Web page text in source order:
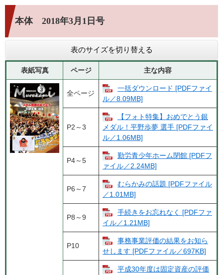
本体 2018年3月1日号
表のサイズを切り替える
表紙写真 ページ 主な内容
全ページ
一括ダウンロード [PDFファイ
ル／8.09MB]
P2～3
【フォト特集】おめでとう銀
メダル！平野歩夢 選手 [PDFファイ
ル／1.06MB]
P4～5
勤労青少年ホーム閉館 [PDFフ
ァイル／2.24MB]
P6～7
むらかみの話題 [PDFファイル
／1.01MB]
P8～9
手続きをお忘れなく [PDFファ
イル／1.21MB]
P10
事務事業評価の結果をお知ら
せします [PDFファイル／697KB]
平成30年度は固定資産の評価